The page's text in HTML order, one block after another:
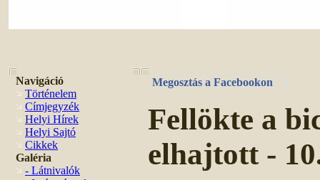
Navigáció
Történelem
Címjegyzék
Helyi Hírek
Helyi Sajtó
Cikkek
Galéria
- Látnivalók
Megosztás a Facebookon
Fellökte a
elhajtott -